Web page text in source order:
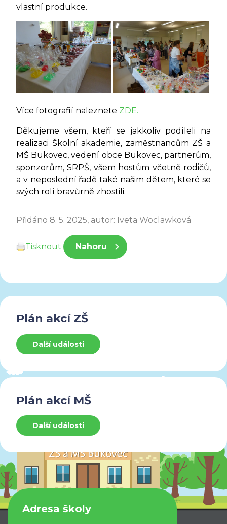
vlastní produkce.
Více fotografií naleznete ZDE.
Děkujeme všem, kteří se jakkoliv podíleli na
realizaci Školní akademie, zaměstnancům ZŠ a
MŠ Bukovec, vedení obce Bukovec, partnerům,
sponzorům, SRPŠ, všem hostům včetně rodičů,
a v neposlední řadě také našim dětem, které se
svých rolí bravůrně zhostili.
Přidáno 8. 5. 2025, autor: Iveta Woclawková
Tisknout Nahoru
Plán akcí ZŠ
Další události
Plán akcí MŠ
Další události
Adresa školy